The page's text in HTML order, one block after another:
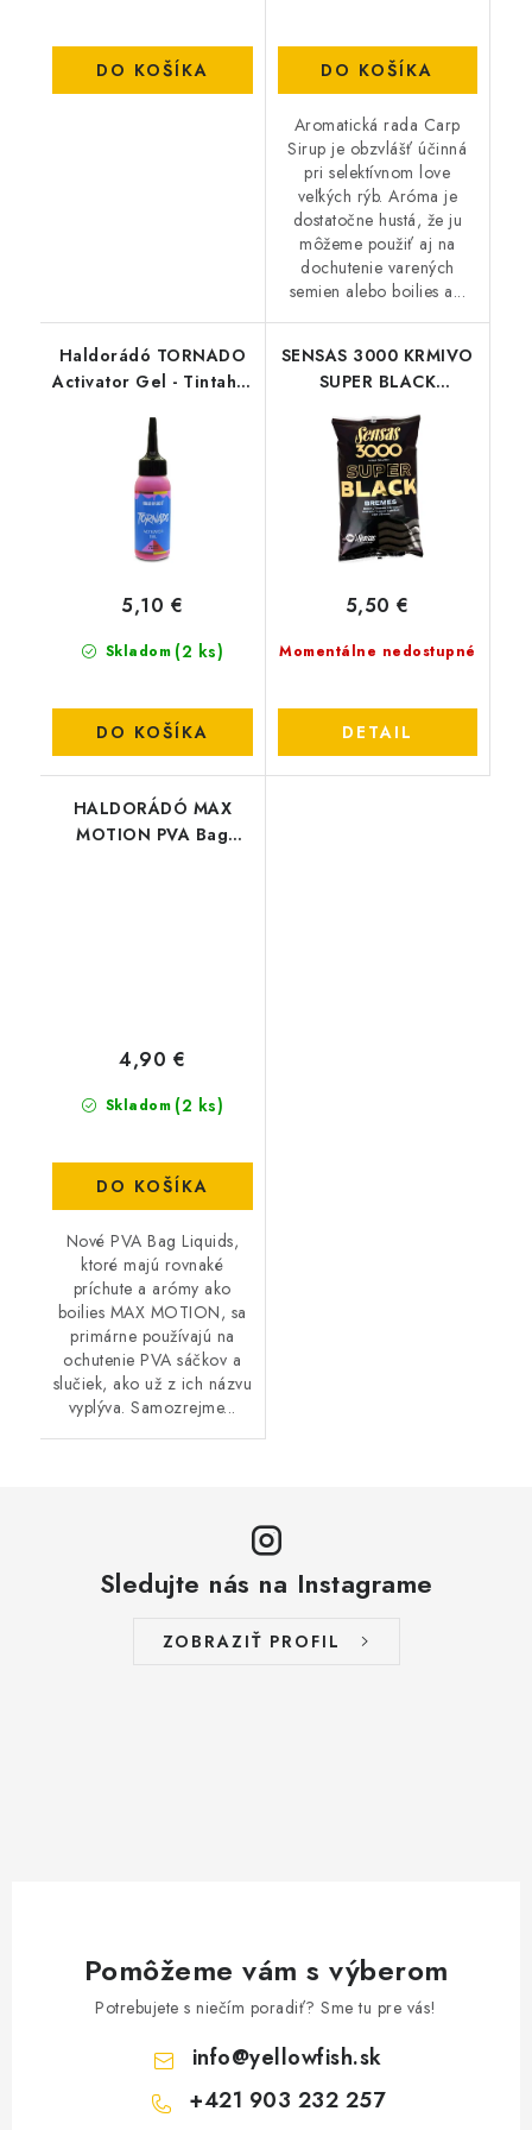
DO KOŠÍKA DO KOŠÍKA
Aromatická rada Carp
Sirup je obzvlášť účinná
pri selektívnom love
veľkých rýb. Aróma je
dostatočne hustá, že ju
môžeme použiť aj na
dochutenie varených
semien alebo boilies a...
Haldorádó TORNADO
Activator Gel - Tintahal
Broskyňa
Skladom (2 ks)
5,10 €
DO KOŠÍKA
SENSAS 3000 KRMIVO
SUPER BLACK
Momentálne nedostupné
5,50 €
DETAIL
HALDORÁDÓ MAX
MOTION PVA Bag
Skladom (2 ks)
4,90 €
DO KOŠÍKA
Nové PVA Bag Liquids,
ktoré majú rovnaké
príchute a arómy ako
boilies MAX MOTION, sa
primárne používajú na
ochutenie PVA sáčkov a
slučiek, ako už z ich názvu
vyplýva. Samozrejme...
Sledujte nás na Instagrame
ZOBRAZIŤ PROFIL
Pomôžeme vám s výberom
Potrebujete s niečím poradiť? Sme tu pre vás!
info@yellowfish.sk
+421 903 232 257